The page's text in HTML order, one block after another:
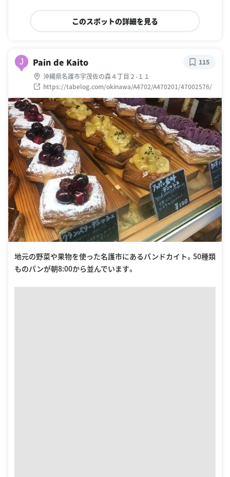
このスポットの詳細を見る
J Pain de Kaito
沖縄県名護市宇茂佐の森４丁目２-１１
https://tabelog.com/okinawa/A4702/A470201/47002576/
115
地元の野菜や果物を使った名護市にあるパンドカイト。50種類
ものパンが朝8:00から並んでいます。